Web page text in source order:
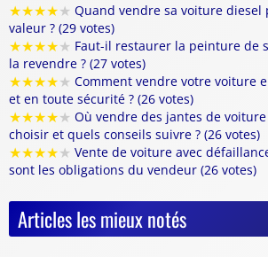
★★★★★ Quand vendre sa voiture diesel
valeur ? (29 votes)
★★★★★ Faut-il restaurer la peinture de
la revendre ? (27 votes)
★★★★★ Comment vendre votre voiture
et en toute sécurité ? (26 votes)
★★★★★ Où vendre des jantes de
choisir et quels conseils suivre ? (26 votes)
★★★★★ Vente de voiture avec
sont les obligations du vendeur (26 votes)
Articles les mieux notés